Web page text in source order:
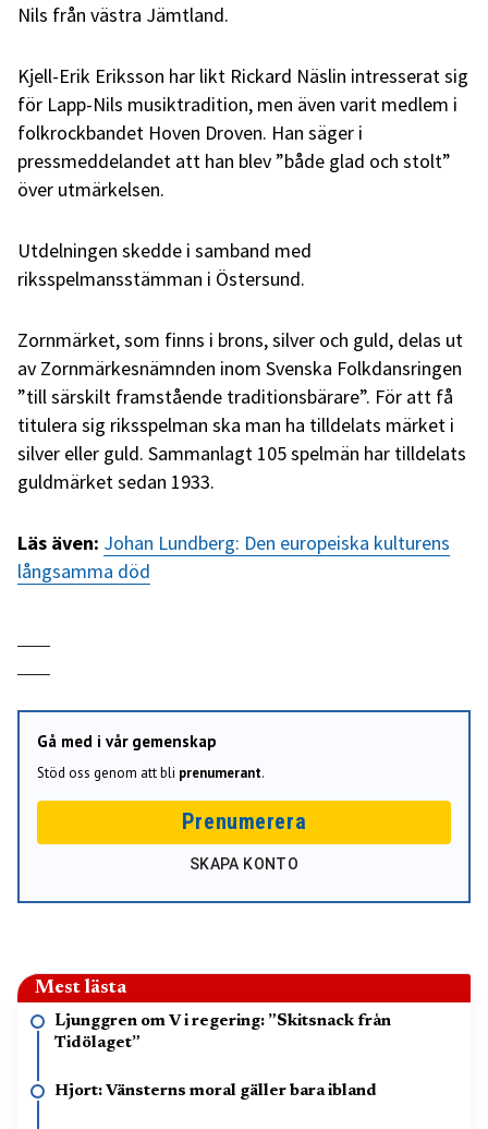
Nils från västra Jämtland.
Kjell-Erik Eriksson har likt Rickard Näslin intresserat sig
för Lapp-Nils musiktradition, men även varit medlem i
folkrockbandet Hoven Droven. Han säger i
pressmeddelandet att han blev ”både glad och stolt”
över utmärkelsen.
Utdelningen skedde i samband med
riksspelmansstämman i Östersund.
Zornmärket, som finns i brons, silver och guld, delas ut
av Zornmärkesnämnden inom Svenska Folkdansringen
”till särskilt framstående traditionsbärare”. För att få
titulera sig riksspelman ska man ha tilldelats märket i
silver eller guld. Sammanlagt 105 spelmän har tilldelats
guldmärket sedan 1933.
Läs även: Johan Lundberg: Den europeiska kulturens
långsamma död
Gå med i vår gemenskap
Stöd oss genom att bli prenumerant.
Prenumerera
SKAPA KONTO
Mest lästa
Ljunggren om V i regering: ”Skitsnack från
Tidölaget”
Hjort: Vänsterns moral gäller bara ibland